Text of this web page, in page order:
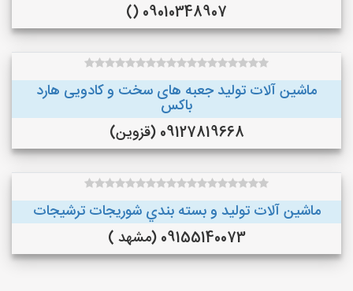
09010348907 ()
ماشین آلات تولید جعبه های سخت و کادویی هارد
باکس
09127819668 (قزوین)
ماشین آلات توليد و بسته بندي شوريجات ترشيجات
09155140073 (مشهد )